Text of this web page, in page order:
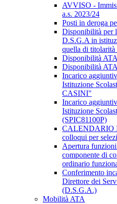
AVVISO -
a.s. 2023/24
Posti in deroga
Disponibilità per
D.S.G.A in
quella di titolarità
Disponibilità
Disponibilità
Incarico
Istituzione
CASINI"
Incarico
Istituzione
(SPIC81100P)
CALENDARIO
colloqui per
Apertura
componente di
ordinario
Conferimento
Direttore dei
(D.S.G.A.)
Mobilità ATA